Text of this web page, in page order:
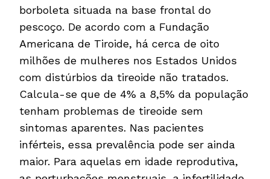
borboleta situada na base frontal do
pescoço. De acordo com a Fundação
Americana de Tiroide, há cerca de oito
milhões de mulheres nos Estados Unidos
com distúrbios da tireoide não tratados.
Calcula-se que de 4% a 8,5% da população
tenham problemas de tireoide sem
sintomas aparentes. Nas pacientes
inférteis, essa prevalência pode ser ainda
maior. Para aquelas em idade reprodutiva,